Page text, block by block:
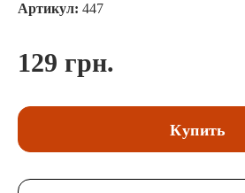
Артикул: 447
129 грн.
Купить